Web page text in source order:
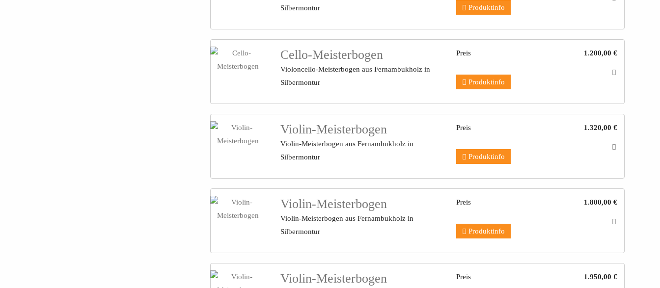
Silbermontur
Produktinfo
Cello-Meisterbogen
Violoncello-Meisterbogen aus Fernambukholz in
Silbermontur
Preis 1.200,00 €
Produktinfo
Violin-Meisterbogen
Violin-Meisterbogen aus Fernambukholz in
Silbermontur
Preis 1.320,00 €
Produktinfo
Violin-Meisterbogen
Violin-Meisterbogen aus Fernambukholz in
Silbermontur
Preis 1.800,00 €
Produktinfo
Violin-Meisterbogen Preis 1.950,00 €